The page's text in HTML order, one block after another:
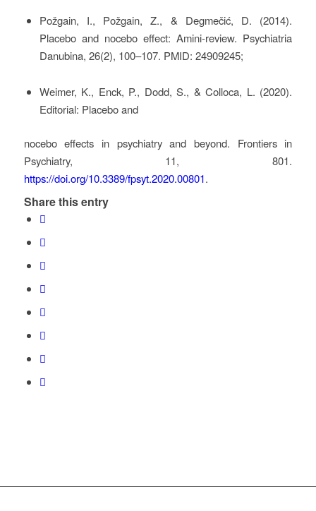
Požgain, I., Požgain, Z., & Degmečić, D. (2014).
Placebo and nocebo effect: Amini-review. Psychiatria
Danubina, 26(2), 100–107. PMID: 24909245;
Weimer, K., Enck, P., Dodd, S., & Colloca, L. (2020).
Editorial: Placebo and
nocebo effects in psychiatry and beyond. Frontiers in
Psychiatry, 11, 801.
https://doi.org/10.3389/fpsyt.2020.00801.
Share this entry